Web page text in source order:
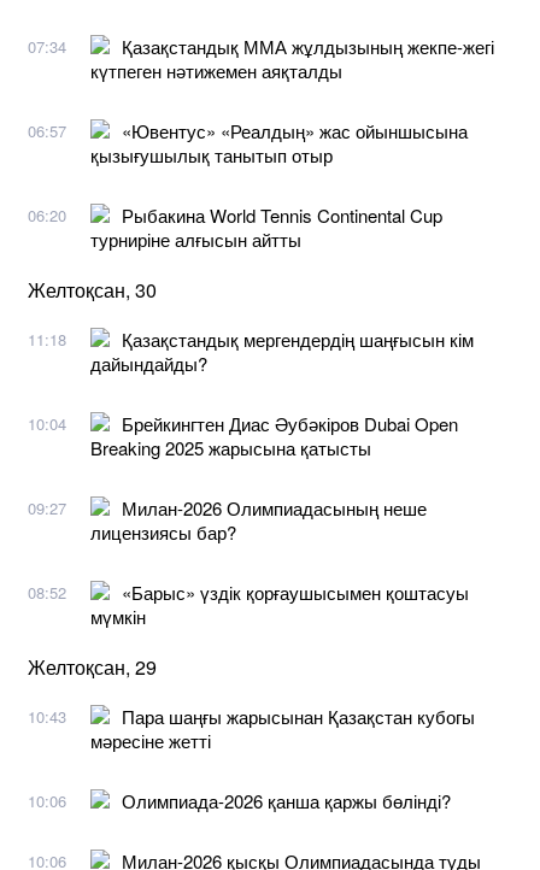
07:34
Қазақстандық ММА жұлдызының жекпе-жегі
күтпеген нәтижемен аяқталды
06:57
«Ювентус» «Реалдың» жас ойыншысына
қызығушылық танытып отыр
06:20
Рыбакина World Tennis Continental Cup
турниріне алғысын айтты
Желтоқсан, 30
11:18
Қазақстандық мергендердің шаңғысын кім
дайындайды?
10:04
Брейкингтен Диас Әубәкіров Dubai Open
Breaking 2025 жарысына қатысты
09:27
Милан-2026 Олимпиадасының неше
лицензиясы бар?
08:52
«Барыс» үздік қорғаушысымен қоштасуы
мүмкін
Желтоқсан, 29
10:43
Пара шаңғы жарысынан Қазақстан кубогы
мәресіне жетті
10:06 Олимпиада-2026 қанша қаржы бөлінді?
10:06 Милан-2026 қысқы Олимпиадасында туды